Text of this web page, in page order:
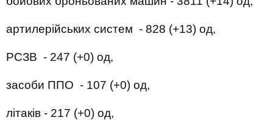
артилерійських систем - 828 (+13) од,
РСЗВ - 247 (+0) од,
засоби ППО - 107 (+0) од,
літаків - 217 (+0) од,